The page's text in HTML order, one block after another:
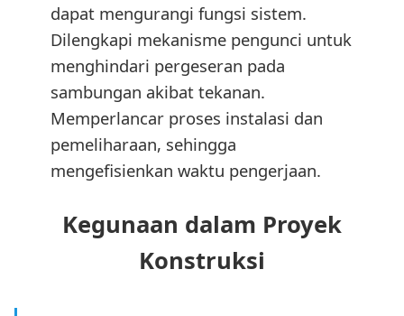
dapat mengurangi fungsi sistem.
Dilengkapi mekanisme pengunci untuk
menghindari pergeseran pada
sambungan akibat tekanan.
Memperlancar proses instalasi dan
pemeliharaan, sehingga
mengefisienkan waktu pengerjaan.
Kegunaan dalam Proyek
Konstruksi